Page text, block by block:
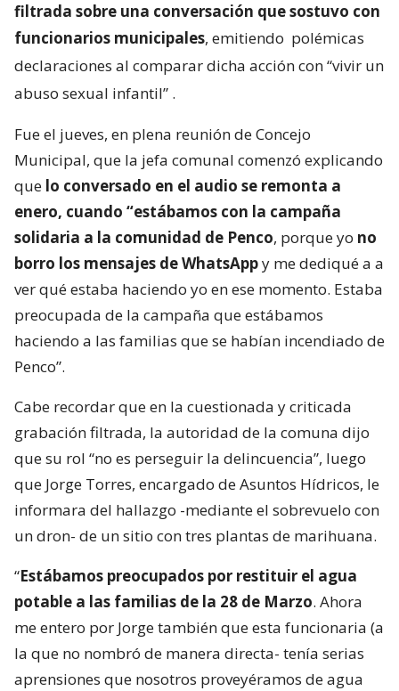
filtrada sobre una conversación que sostuvo con
funcionarios municipales, emitiendo polémicas
declaraciones al comparar dicha acción con “vivir un
abuso sexual infantil” .
Fue el jueves, en plena reunión de Concejo
Municipal, que la jefa comunal comenzó explicando
que lo conversado en el audio se remonta a
enero, cuando “estábamos con la campaña
solidaria a la comunidad de Penco, porque yo no
borro los mensajes de WhatsAppy me dediqué a a
ver qué estaba haciendo yo en ese momento. Estaba
preocupada de la campaña que estábamos
haciendo a las familias que se habían incendiado de
Penco”.
Cabe recordar que en la cuestionada y criticada
grabación filtrada, la autoridad de la comuna dijo
que su rol “no es perseguir la delincuencia”, luego
que Jorge Torres, encargado de Asuntos Hídricos, le
informara del hallazgo -mediante el sobrevuelo con
un dron- de un sitio con tres plantas de marihuana.
“Estábamos preocupados por restituir el agua
potable a las familias de la 28 de Marzo. Ahora
me entero por Jorge también que esta funcionaria (a
la que no nombró de manera directa- tenía serias
aprensiones que nosotros proveyéramos de agua